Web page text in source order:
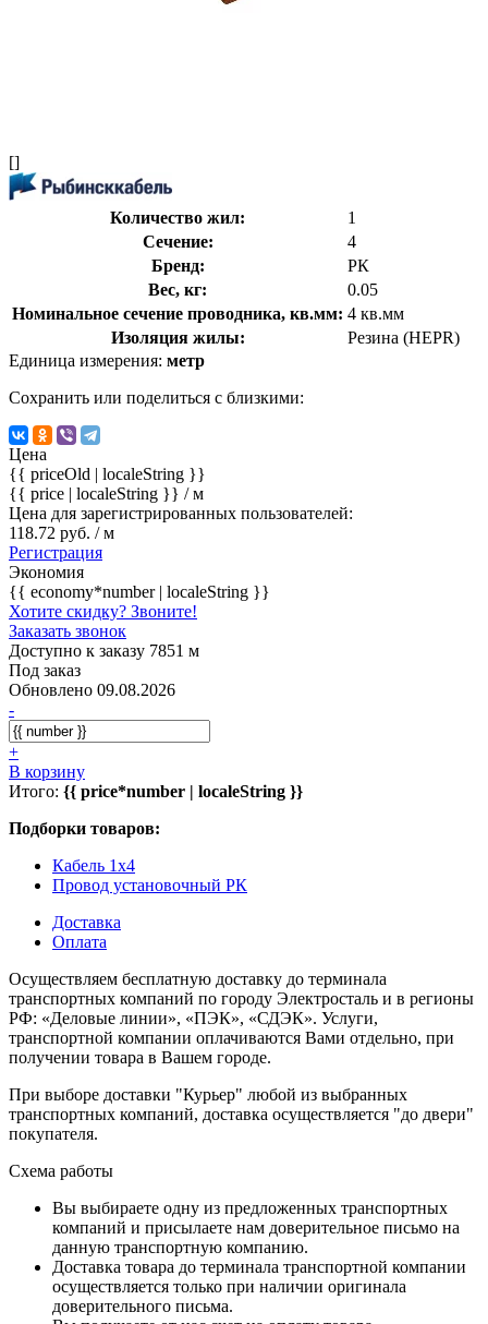
[]
Количество жил:
1
Сечение:
4
Бренд:
РК
Вес, кг:
0.05
Номинальное сечение проводника, кв.мм: 4 кв.мм
Изоляция жилы:
Резина (HEPR)
Единица измерения: метр
Сохранить или поделиться с близкими:
Цена
{{ priceOld | localeString }}
{{ price | localeString }} / м
Цена для зарегистрированных пользователей:
118.72 руб. / м
Регистрация
Экономия
{{ economy*number | localeString }}
Хотите скидку? Звоните!
Заказать звонок
Доступно к заказу 7851 м
Под заказ
Обновлено 09.08.2026
-
+
В корзину
Итого: {{ price*number | localeString }}
Подборки товаров:
Кабель 1x4
Провод установочный РК
Доставка
Оплата
Осуществляем бесплатную доставку до терминала
транспортных компаний по городу Электросталь и в регионы
РФ: «Деловые линии», «ПЭК», «СДЭК». Услуги,
транспортной компании оплачиваются Вами отдельно, при
получении товара в Вашем городе.
При выборе доставки "Курьер" любой из выбранных
транспортных компаний, доставка осуществляется "до двери"
покупателя.
Схема работы
Вы выбираете одну из предложенных транспортных
компаний и присылаете нам доверительное письмо на
данную транспортную компанию.
Доставка товара до терминала транспортной компании
осуществляется только при наличии оригинала
доверительного письма.